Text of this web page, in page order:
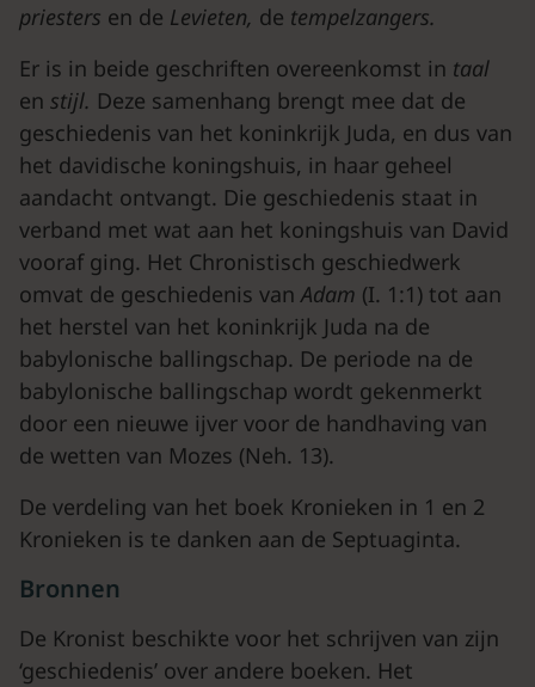
priesters en de Levieten, de tempelzangers.
Er is in beide geschriften overeenkomst in taal
en stijl. Deze samenhang brengt mee dat de
geschiedenis van het koninkrijk Juda, en dus van
het davidische koningshuis, in haar geheel
aandacht ontvangt. Die geschiedenis staat in
verband met wat aan het koningshuis van David
vooraf ging. Het Chronistisch geschiedwerk
omvat de geschiedenis vanAdam (I. 1:1) tot aan
het herstel van het koninkrijk Juda na de
babylonische ballingschap. De periode na de
babylonische ballingschap wordt gekenmerkt
door een nieuwe ijver voor de handhaving van
de wetten van Mozes (Neh. 13).
De verdeling van het boek Kronieken in 1 en 2
Kronieken is te danken aan de Septuaginta.
Bronnen
De Kronist beschikte voor het schrijven van zijn
‘geschiedenis’ over andere boeken. Het